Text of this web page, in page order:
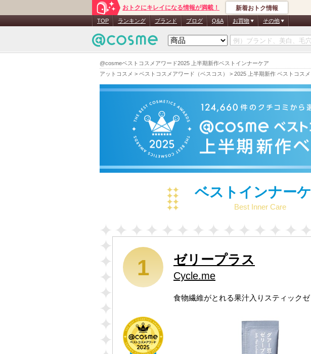
@cosmeベストコスメアワード2025 上半期新作ベストインナーケア
アットコスメ > ベストコスメアワード（ベスコス） > 2025 上半期新作 ベストコス
おトクにキレイになる情報が満載！ 新着おトク情報
TOP ランキング ブランド ブログ Q&A お買物 その他
ベストインナー
Best Inner Care
1 ゼリープラス
Cycle.me
食物繊維がとれる果汁入りスティック